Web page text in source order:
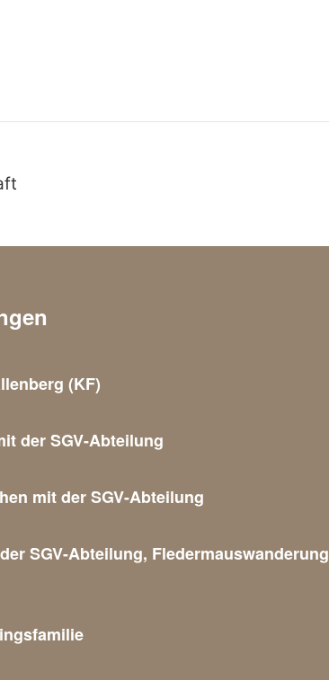
(KF)
der SGV-Abteilung
mit der SGV-Abteilung
SGV-Abteilung, Fledermauswanderung